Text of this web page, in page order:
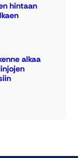
hintaan
alkaa